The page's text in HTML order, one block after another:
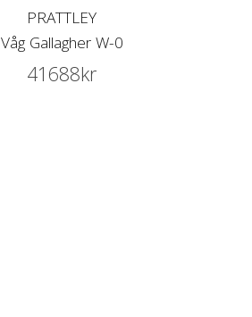
PRATTLEY
Våg Gallagher W-0
41688kr